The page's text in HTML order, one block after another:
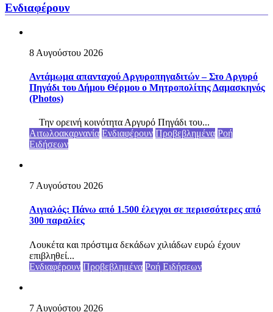
Ενδιαφέρουν
8 Αυγούστου 2026
Αντάμωμα απανταχού Αργυροπηγαδιτών – Στο Αργυρό
Πηγάδι του Δήμου Θέρμου ο Μητροπολίτης Δαμασκηνός
(Photos)
Την ορεινή κοινότητα Αργυρό Πηγάδι του...
Αιτωλοακαρνανία Ενδιαφέρουν Προβεβλημένα Ροή
Ειδήσεων
7 Αυγούστου 2026
Αιγιαλός: Πάνω από 1.500 έλεγχοι σε περισσότερες από
300 παραλίες
Λουκέτα και πρόστιμα δεκάδων χιλιάδων ευρώ έχουν
επιβληθεί...
Ενδιαφέρουν Προβεβλημένα Ροή Ειδήσεων
7 Αυγούστου 2026